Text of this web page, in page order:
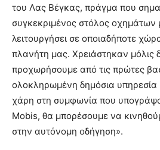
του Λας Βέγκας, πράγμα που
συγκεκριμένος στόλος οχημάτων
λειτουργήσει σε οποιαδήποτε
πλανήτη μας. Χρειάστηκαν μόλις
προχωρήσουμε από τις πρώτες
ολοκληρωμένη δημόσια υπηρεσία
χάρη στη συμφωνία που
Mobis, θα μπορέσουμε να
στην αυτόνομη οδήγηση».